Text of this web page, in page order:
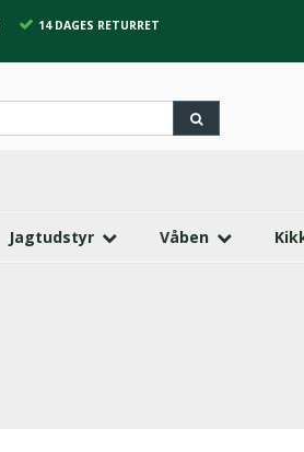
14 DAGES RETURRET
Jagtudstyr Våben